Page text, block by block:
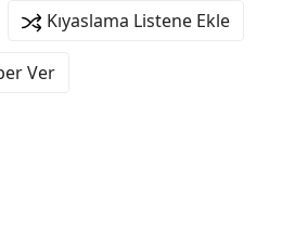
Kıyaslama Listene Ekle
Ver